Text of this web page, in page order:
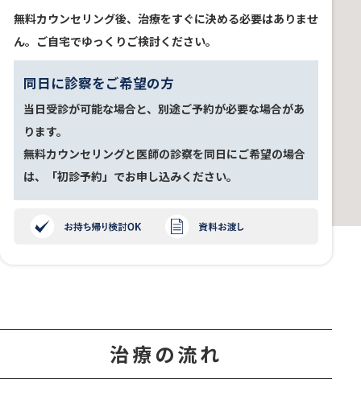
無料カウンセリング後、治療をすぐに決める必要はありませ
ん。ご自宅でゆっくりご検討ください。
同日に診察をご希望の方
当日受診が可能な場合と、別途ご予約が必要な場合があ
ります。
無料カウンセリングと医師の診察を同日にご希望の場合
は、「初診予約」でお申し込みください。
治療の流れ